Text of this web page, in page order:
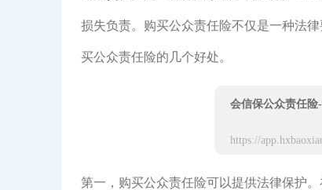
损失负责。购买公众责任险不仅是一种法
买公众责任险的几个好处。
会信保公众责任险
第一，购买公众责任险可以提供法律保护